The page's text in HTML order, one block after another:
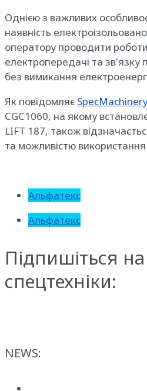
Однією з важливих
наявність
оператору проводити роботи
електропередачі та зв'язку
без вимикання
Як повідомляє
CGC1060, на якому
LIFT 187, також
та можливістю використання
Альфатекс
Альфатекс
Підпишіться
спецтехніки:
NEWS: